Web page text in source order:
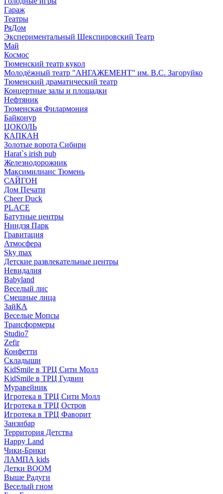
Гараж
Театры
РяДом
Экспериментальный Шекспировский Театр
Май
Космос
Тюменский театр кукол
Молодёжный театр "АНГАЖЕМЕНТ" им. В.С. Загоруйко
Тюменский драматический театр
Концертные залы и площадки
Нефтяник
Тюменская Филармония
Байконур
ЦОКОЛЬ
КАПКАН
Золотые ворота Сибири
Harat`s irish pub
Железнодорожник
Максимилианс Тюмень
САЙГОН
Дом Печати
Cheer Duck
PLACE
Батутные центры
Ниндзя Парк
Гравитация
Атмосфера
Sky max
Детские развлекательные центры
Невидалия
Babyland
Веселый лис
Смешные лица
ЗайКА
Веселые Мопсы
Трансформеры
Studio7
Zefir
Конфетти
Складыши
KidSmile в ТРЦ Сити Молл
KidSmile в ТРЦ Гудвин
Муравейник
Игротека в ТРЦ Сити Молл
Игротека в ТРЦ Остров
Игротека в ТРЦ Фаворит
Занзибар
Территория Детства
Happy Land
Чики-Брики
ЛАМПА kids
Детки BOOM
Выше Радуги
Веселый гном